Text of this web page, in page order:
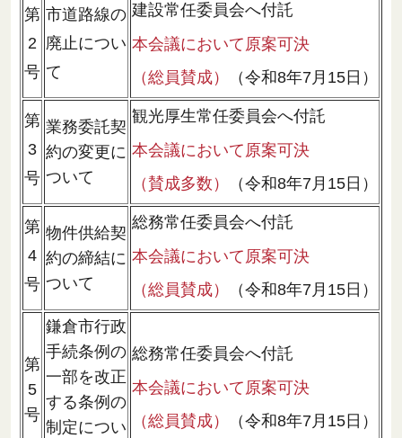
第
2
号
市道路線の
廃止につい
て
建設常任委員会へ付託
本会議において原案可決
（総員賛成）
（令和8年7月15日）
第
3
号
業務委託契
約の変更に
ついて
観光厚生常任委員会へ付託
本会議において原案可決
（賛成多数）
（令和8年7月15日）
第
4
号
物件供給契
約の締結に
ついて
総務常任委員会へ付託
本会議において原案可決
（総員賛成）
（令和8年7月15日）
第
5
号
鎌倉市行政
手続条例の
一部を改正
する条例の
制定につい
総務常任委員会へ付託
本会議において原案可決
（総員賛成）
（令和8年7月15日）